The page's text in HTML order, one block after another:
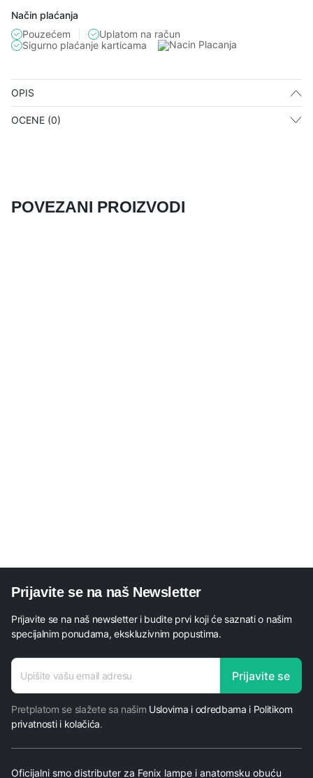
Način plaćanja
Pouzećem
Uplatom na račun
Sigurno plaćanje karticama
OPIS
OCENE (0)
POVEZANI PROIZVODI
Prijavite se na naš Newsletter
Prijavite se na naš newsletter i budite prvi koji će saznati o našim
specijalnim ponudama, ekskluzivnim popustima.
E-mail
adresa
Prijavite se
Pretplatom se slažete sa našim Uslovima i odredbama i Politikom
privatnosti i kolačića.
Oficijalni smo distributer za Fenix lampe i anatomsku obuću